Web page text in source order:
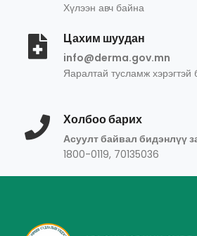
Хүлээн авч байна
Цахим шуудан
info@derma.gov.mn
Яаралтай тусламж хэрэгтэй
Холбоо барих
Асуулт байвал бидэнлүү
1800-0119, 70135036